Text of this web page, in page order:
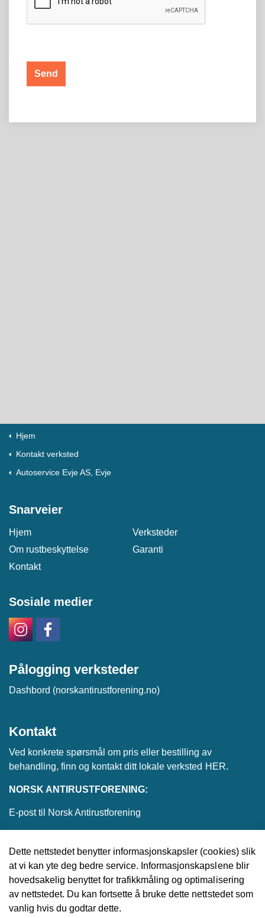
Hjem
Kontakt verksted
Autoservice Evje AS, Evje
Snarveier
Hjem
Verksteder
Om rustbeskyttelse
Garanti
Kontakt
Sosiale medier
Pålogging verksteder
Dashbord (norskantirustforening.no)
Kontakt
Ved konkrete spørsmål om pris eller bestilling av
behandling, finn og kontakt ditt lokale verksted HER.
NORSK ANTIRUSTFORENING:
E-post til Norsk Antirustforening
© 2026 Norsk Antirustforening
Utviklet avUpday
Dette nettstedet benytter informasjonskapsler (cookies) slik
at vi kan yte deg bedre service. Informasjonskapslene blir
hovedsakelig benyttet for trafikkmåling og optimalisering
av nettstedet. Du kan fortsette å bruke dette nettstedet som
vanlig hvis du godtar dette.